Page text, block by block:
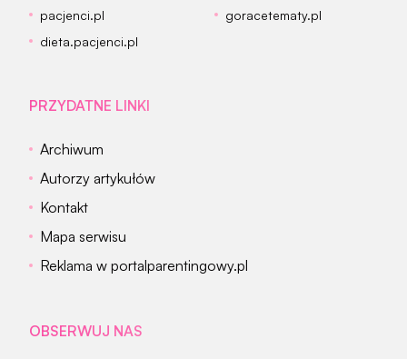
pacjenci.pl
goracetematy.pl
dieta.pacjenci.pl
PRZYDATNE LINKI
Archiwum
Autorzy artykułów
Kontakt
Mapa serwisu
Reklama w portalparentingowy.pl
OBSERWUJ NAS